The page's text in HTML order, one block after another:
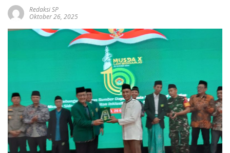
Redaksi SP
Oktober 26, 2025